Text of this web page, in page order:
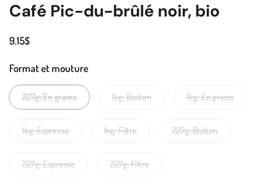
Café Pic-du-brûlé noir, bio
9.15$
Format et mouture
227g; En grains 1kg; Bodum 1kg; En grains
1kg; Espresso 1kg; Filtre 227g; Bodum
227g; Espresso 227g; Filtre